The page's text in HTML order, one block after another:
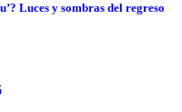
Luces y sombras del regreso